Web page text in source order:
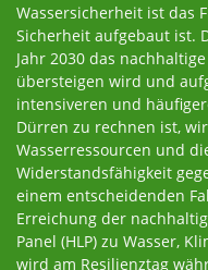
Wassersicherheit ist das
Sicherheit aufgebaut ist.
Jahr 2030 das
übersteigen wird und
intensiveren und
Dürren zu rechnen ist,
Wasserressourcen und
Widerstandsfähigkeit
einem entscheidenden
Erreichung der
Panel (HLP) zu Wasser,
wird am Resilienztag